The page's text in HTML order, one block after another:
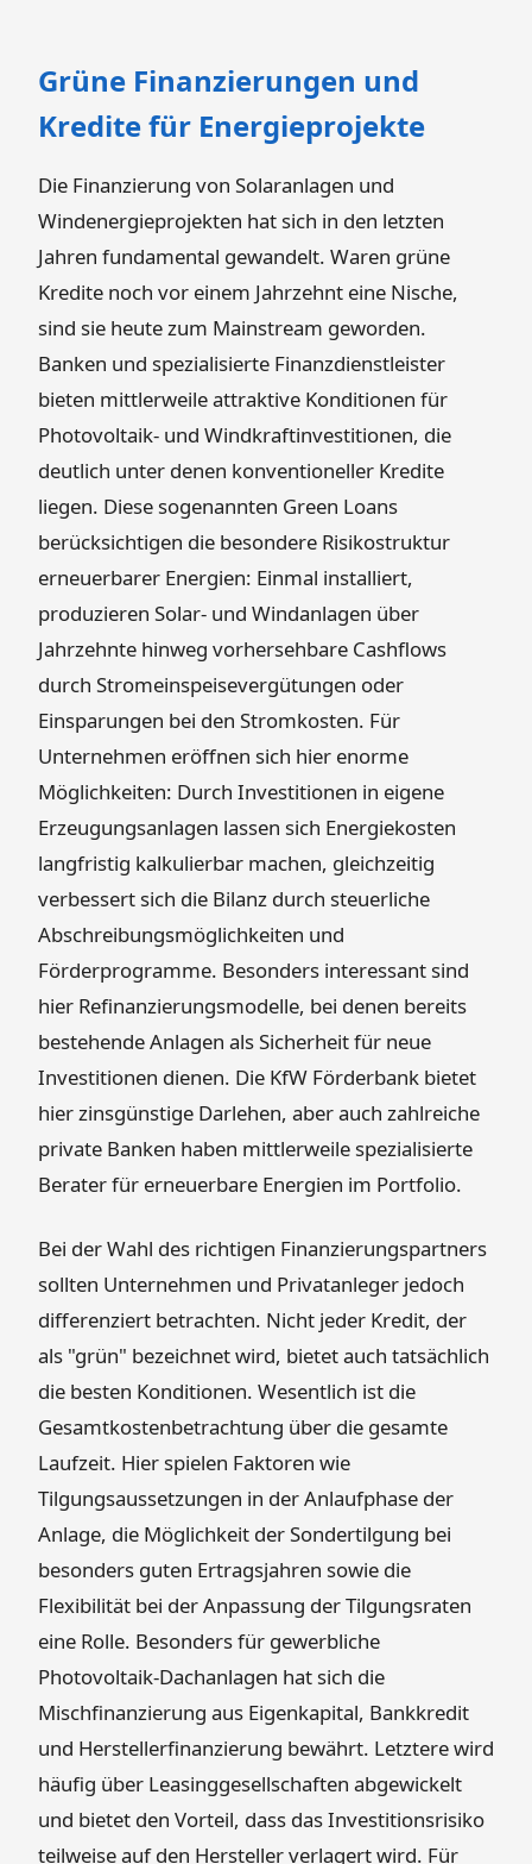
Grüne Finanzierungen und
Kredite für Energieprojekte
Die Finanzierung von Solaranlagen und
Windenergieprojekten hat sich in den letzten
Jahren fundamental gewandelt. Waren grüne
Kredite noch vor einem Jahrzehnt eine Nische,
sind sie heute zum Mainstream geworden.
Banken und spezialisierte Finanzdienstleister
bieten mittlerweile attraktive Konditionen für
Photovoltaik- und Windkraftinvestitionen, die
deutlich unter denen konventioneller Kredite
liegen. Diese sogenannten Green Loans
berücksichtigen die besondere Risikostruktur
erneuerbarer Energien: Einmal installiert,
produzieren Solar- und Windanlagen über
Jahrzehnte hinweg vorhersehbare Cashflows
durch Stromeinspeisevergütungen oder
Einsparungen bei den Stromkosten. Für
Unternehmen eröffnen sich hier enorme
Möglichkeiten: Durch Investitionen in eigene
Erzeugungsanlagen lassen sich Energiekosten
langfristig kalkulierbar machen, gleichzeitig
verbessert sich die Bilanz durch steuerliche
Abschreibungsmöglichkeiten und
Förderprogramme. Besonders interessant sind
hier Refinanzierungsmodelle, bei denen bereits
bestehende Anlagen als Sicherheit für neue
Investitionen dienen. Die KfW Förderbank bietet
hier zinsgünstige Darlehen, aber auch zahlreiche
private Banken haben mittlerweile spezialisierte
Berater für erneuerbare Energien im Portfolio.
Bei der Wahl des richtigen Finanzierungspartners
sollten Unternehmen und Privatanleger jedoch
differenziert betrachten. Nicht jeder Kredit, der
als "grün" bezeichnet wird, bietet auch tatsächlich
die besten Konditionen. Wesentlich ist die
Gesamtkostenbetrachtung über die gesamte
Laufzeit. Hier spielen Faktoren wie
Tilgungsaussetzungen in der Anlaufphase der
Anlage, die Möglichkeit der Sondertilgung bei
besonders guten Ertragsjahren sowie die
Flexibilität bei der Anpassung der Tilgungsraten
eine Rolle. Besonders für gewerbliche
Photovoltaik-Dachanlagen hat sich die
Mischfinanzierung aus Eigenkapital, Bankkredit
und Herstellerfinanzierung bewährt. Letztere wird
häufig über Leasinggesellschaften abgewickelt
und bietet den Vorteil, dass das Investitionsrisiko
teilweise auf den Hersteller verlagert wird. Für